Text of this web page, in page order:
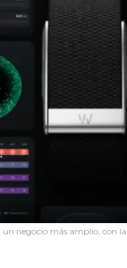
negocio más amplio, con la